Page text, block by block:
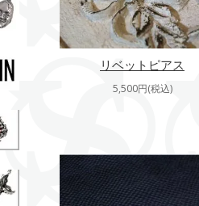
リベットピアス
5,500円(税込)